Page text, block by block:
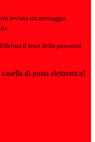
inviato un messaggio
il reset della password
di posta elettronica!